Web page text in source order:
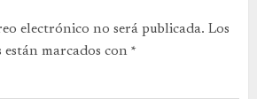
electrónico no será publicada. Los
marcados con *